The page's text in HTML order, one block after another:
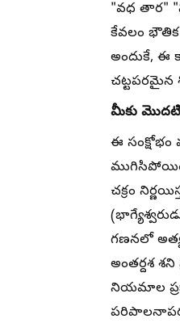
"వధ తార"
కేవలం
అందుకే, ఈ
చట్టపరమైన
మీకు మొదటి
ఈ సంక్షోభం
చక్రం
గణనలో
అంతర్దశ
నియమాల